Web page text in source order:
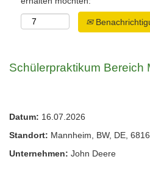
Schülerpraktikum Bereich
Datum: 16.07.2026
Standort: Mannheim, BW, DE,
Unternehmen: John Deere